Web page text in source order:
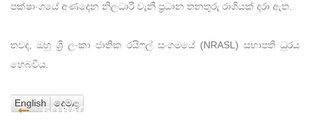
පක්ෂාංගයේ අණදෙන නිලධාරී වැනි ප්‍රධාන තනතුරු රාශියක් දරා ඇත.
තවද, ඔහු ශ්‍රී ලංකා ජාතික රයිෆල් සංගමයේ (NRASL) සභාපති ධුරය
හෙබවීය.
English දෙමළ
GO BACK